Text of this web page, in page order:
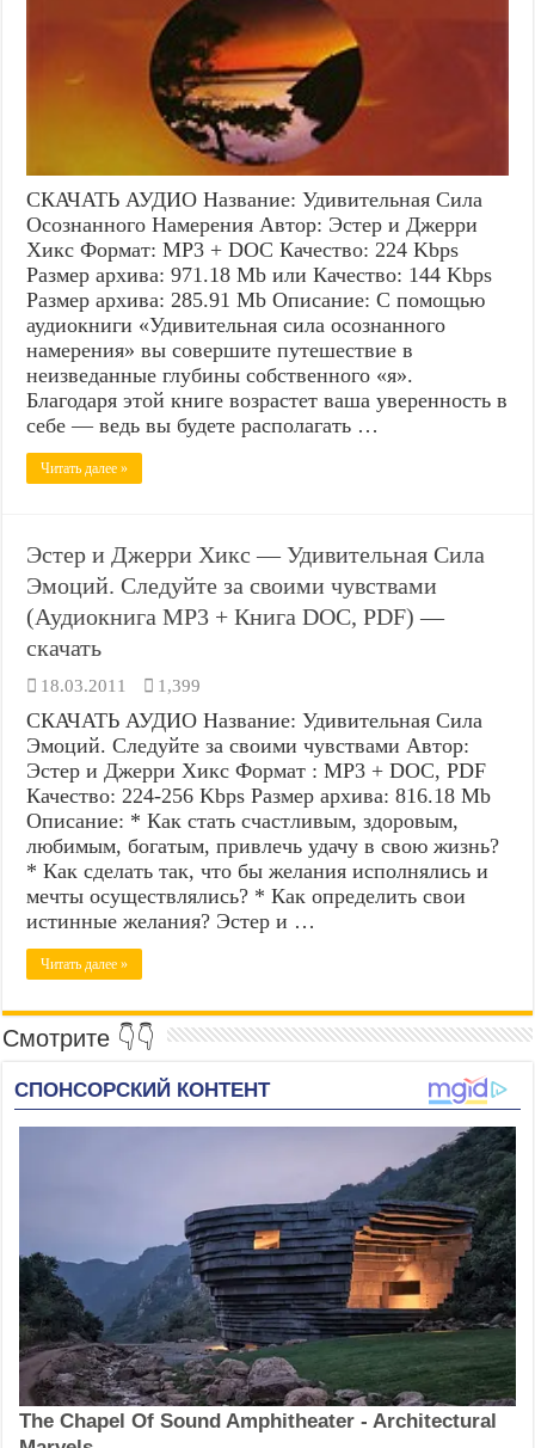
СКАЧАТЬ АУДИО Название: Удивительная Сила
Осознанного Намерения Автор: Эстер и Джерри
Хикс Формат: MP3 + DOC Качество: 224 Kbps
Размер архива: 971.18 Mb или Качество: 144 Kbps
Размер архива: 285.91 Mb Описание: С помощью
аудиокниги «Удивительная сила осознанного
намерения» вы совершите путешествие в
неизведанные глубины собственного «я».
Благодаря этой книге возрастет ваша уверенность в
себе — ведь вы будете располагать …
Читать далее »
Эстер и Джерри Хикс — Удивительная Сила
Эмоций. Следуйте за своими чувствами
(Аудиокнига MP3 + Книга DOC, PDF) —
скачать
18.03.2011 1,399
СКАЧАТЬ АУДИО Название: Удивительная Сила
Эмоций. Следуйте за своими чувствами Автор:
Эстер и Джерри Хикс Формат : MP3 + DOC, PDF
Качество: 224-256 Kbps Размер архива: 816.18 Mb
Описание: * Как стать счастливым, здоровым,
любимым, богатым, привлечь удачу в свою жизнь?
* Как сделать так, что бы желания исполнялись и
мечты осуществлялись? * Как определить свои
истинные желания? Эстер и …
Читать далее »
Смотрите 👇👇